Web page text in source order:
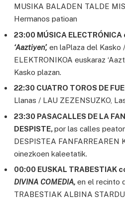
MUSIKA BALADEN TALDE
Hermanos patioan
23:00 MÚSICA
‘Aaztiyen’, en laPlaza del Kasko
ELEKTRONIKOA euskaraz
Kasko plazan.
22:30 CUATRO TOROS DE
Llanas / LAU ZEZENSUZKO,
23:30 PASACALLES DE LA
DESPISTE,por las calles
DESPISTEA FANFARREAREN
oinezkoen kaleetatik.
00:00 EUSKAL TRABESTIAK
DIVINA COMEDIA, en el recinto
TRABESTIAK ALBINA